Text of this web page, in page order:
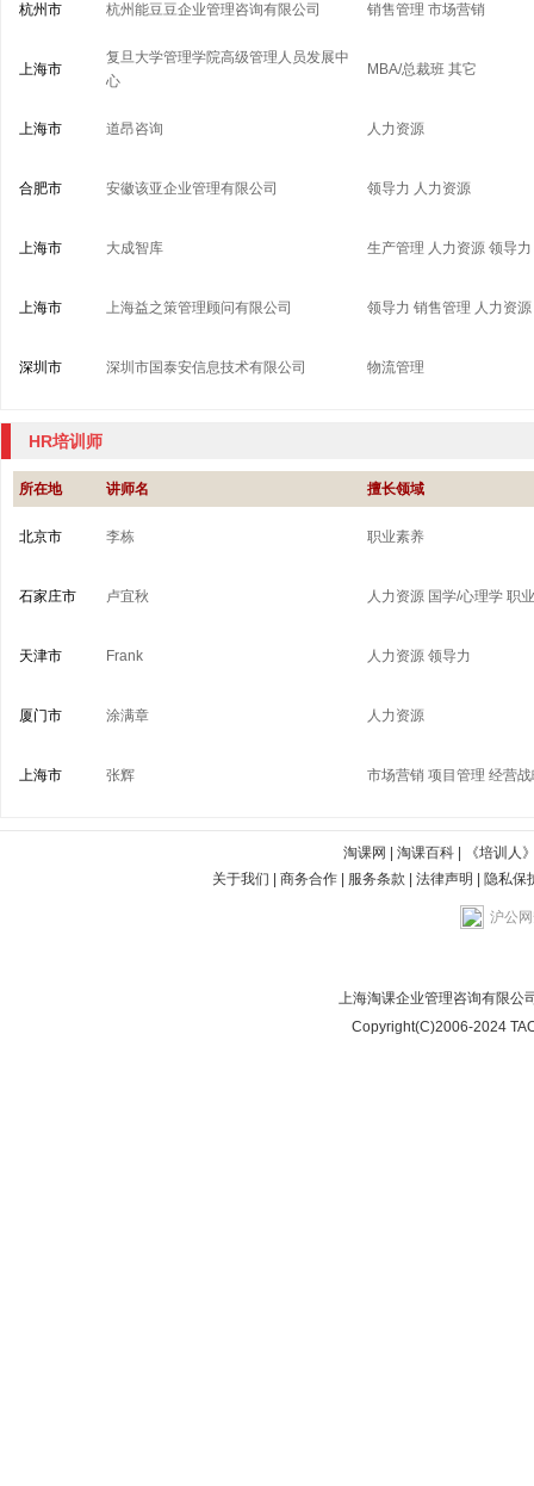
杭州市 杭州能豆豆企业管理咨询有限公司 销售管理 市场营销
上海市
复旦大学管理学院高级管理人员发展中
心
MBA/总裁班 其它
上海市 道昂咨询 人力资源
合肥市 安徽该亚企业管理有限公司 领导力 人力资源
上海市 大成智库 生产管理 人力资源 领导力
上海市 上海益之策管理顾问有限公司 领导力 销售管理 人力资源
深圳市 深圳市国泰安信息技术有限公司 物流管理
HR培训师
所在地 讲师名 擅长领域
北京市 李栋 职业素养
石家庄市 卢宜秋 人力资源 国学/心理学 职
天津市 Frank 人力资源 领导力
厦门市 涂满章 人力资源
上海市 张辉 市场营销 项目管理 经营
淘课网 淘课百科|
《培训人
关于我们
商务合作| 服务条款 法律声明 隐私保
沪公
上海淘课企业管理咨询有限公
Copyright(C)2006-2024